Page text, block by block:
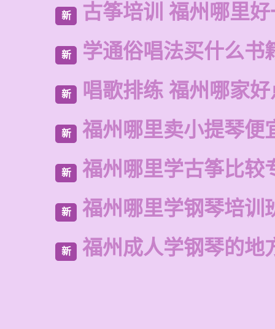
新 古筝培训 福州哪里
新 学通俗唱法买什么书
新 唱歌排练 福州哪家好
新 福州哪里卖小提琴便
新 福州哪里学古筝比较
新 福州哪里学钢琴培训
新 福州成人学钢琴的地